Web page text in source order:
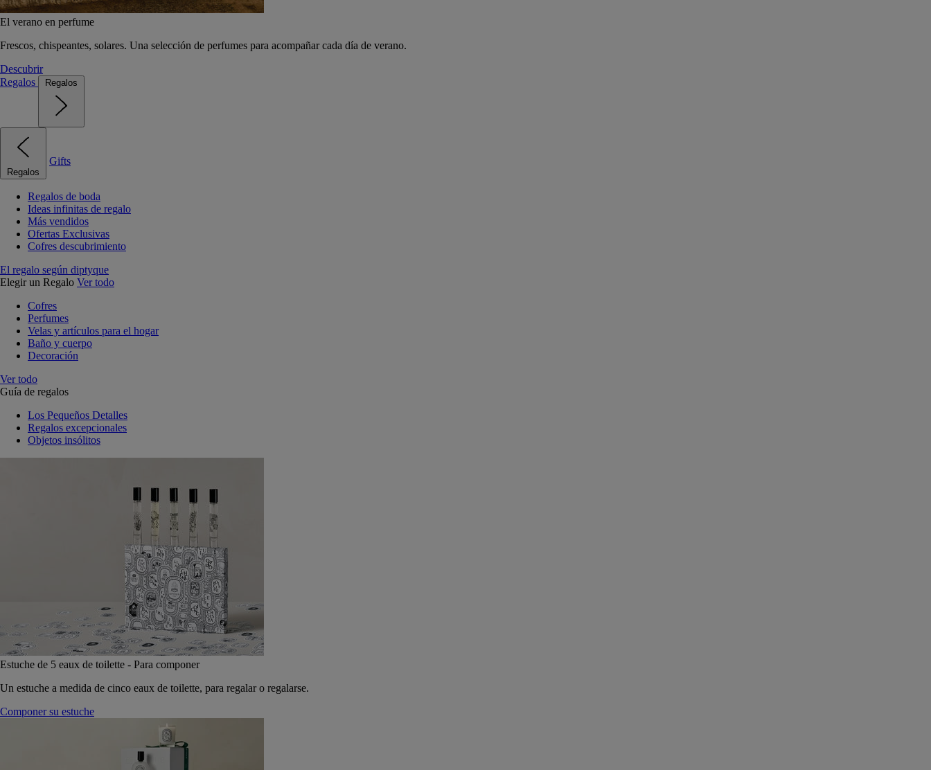
El verano en perfume
Frescos, chispeantes, solares. Una selección de perfumes para acompañar cada día de verano.
Descubrir
Regalos
Regalos
Regalos
Gifts
Regalos de boda
Ideas infinitas de regalo
Más vendidos
Ofertas Exclusivas
Cofres descubrimiento
El regalo según diptyque
Elegir un Regalo Ver todo
Cofres
Perfumes
Velas y artículos para el hogar
Baño y cuerpo
Decoración
Ver todo
Guía de regalos
Los Pequeños Detalles
Regalos excepcionales
Objetos insólitos
Estuche de 5 eaux de toilette - Para componer
Un estuche a medida de cinco eaux de toilette, para regalar o regalarse.
Componer su estuche